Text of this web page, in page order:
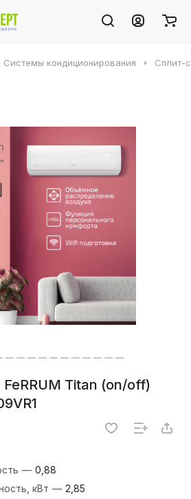
Системы кондиционирования Сплит-
Titan (on/off)
— 0,88
кВт — 2,85